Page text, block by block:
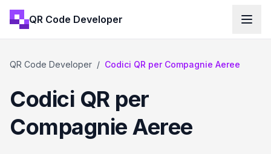
QR Code Developer
QR Code Developer / Codici QR per Compagnie Aeree
Codici QR per
Compagnie Aeree